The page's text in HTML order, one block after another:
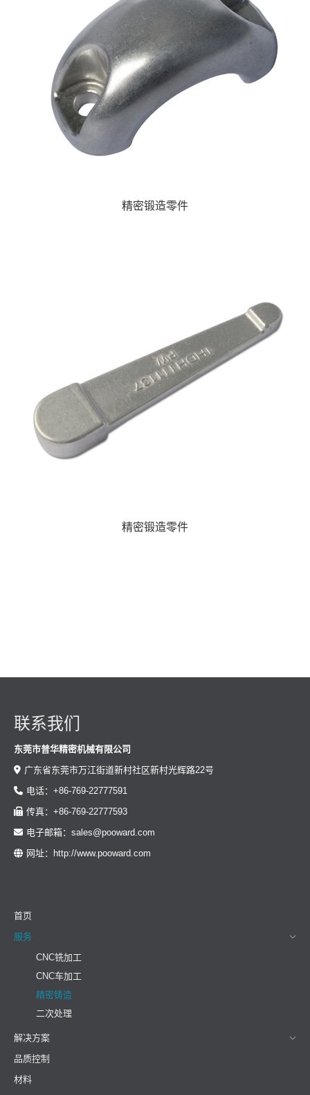
精密锻造零件
精密锻造零件
联系我们
东莞市普华精密机械有限公司
广东省东莞市万江街道新村社区新村光辉路22号
电话：+86-769-22777591
传真：+86-769-22777593
电子邮箱：sales@pooward.com
网址：http://www.pooward.com
首页
服务
CNC铣加工
CNC车加工
精密铸造
二次处理
解决方案
品质控制
材料